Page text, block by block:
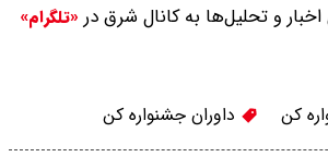
و تحلیل‌ها به کانال شرق در «تلگرام»
کن داوران جشنواره کن